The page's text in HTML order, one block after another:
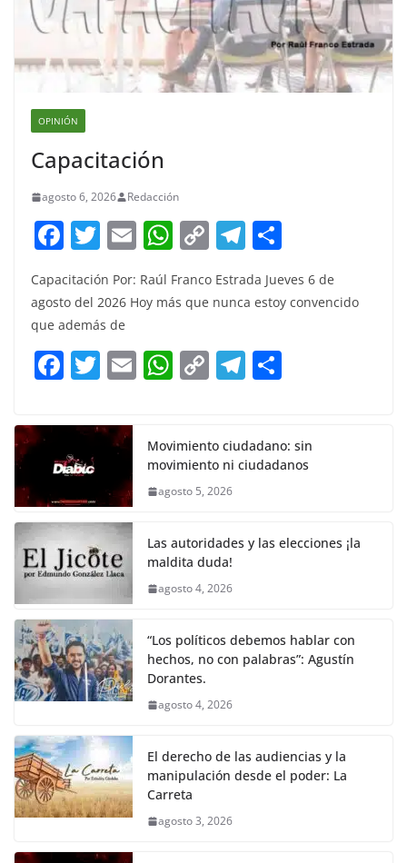
OPINIÓN
Capacitación
agosto 6, 2026 Redacción
F
a
c
e
b
o
k
T
itt
er
E
m
ai
W
at
A
p
C
p
Li
n
T
el
e
a
m
ar
e
Capacitación Por: Raúl Franco Estrada Jueves 6 de
agosto del 2026 Hoy más que nunca estoy convencido
que además de
F
c
e
b
o
o
k
T
itt
er
E W
s
A
p
C
y
Li
k
T
gr
a
e
Movimiento ciudadano: sin
movimiento ni ciudadanos
agosto 5, 2026
Las autoridades y las elecciones ¡la
maldita duda!
agosto 4, 2026
“Los políticos debemos hablar con
hechos, no con palabras”: Agustín
Dorantes.
agosto 4, 2026
El derecho de las audiencias y la
manipulación desde el poder: La
Carreta
agosto 3, 2026